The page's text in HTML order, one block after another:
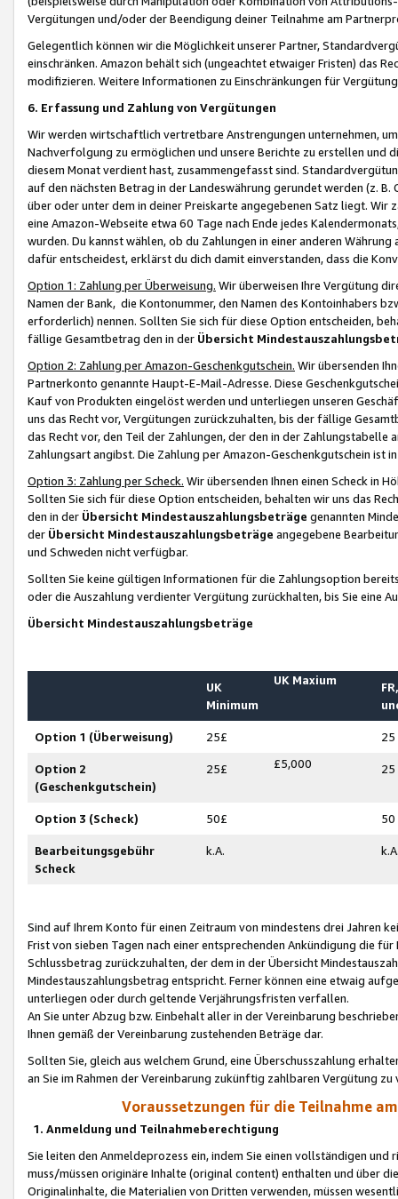
Vergütungen und/oder der Beendigung deiner Teilnahme am
Gelegentlich können wir die Möglichkeit unserer Partner,
einschränken. Amazon behält sich (ungeachtet etwaiger Fristen) das
modifizieren. Weitere Informationen zu Einschränkungen für
6. Erfassung und Zahlung von Vergütungen
Wir werden wirtschaftlich vertretbare Anstrengungen unternehmen,
Nachverfolgung zu ermöglichen und unsere Berichte zu erstellen und
diesem Monat verdient hast, zusammengefasst sind.
auf den nächsten Betrag in der Landeswährung gerundet werden (z.
über oder unter dem in deiner Preiskarte angegebenen Satz liegt.
eine Amazon-Webseite etwa 60 Tage nach Ende jedes
wurden. Du kannst wählen, ob du Zahlungen in einer anderen
dafür entscheidest, erklärst du dich damit einverstanden, dass die
Option 1: Zahlung per Überweisung. Wir überweisen Ihre Vergütung
Namen der Bank, die Kontonummer, den Namen des Kontoinhabers
erforderlich) nennen. Sollten Sie sich für diese Option entscheiden,
fällige Gesamtbetrag den in der Übersicht
Option 2: Zahlung per Amazon-Geschenkgutschein. Wir übersenden
Partnerkonto genannte Haupt-E-Mail-Adresse. Diese
Kauf von Produkten eingelöst werden und unterliegen unseren
uns das Recht vor, Vergütungen zurückzuhalten, bis der fällige
das Recht vor, den Teil der Zahlungen, der den in der
Zahlungsart angibst. Die Zahlung per Amazon-Geschenkgutschein ist
Option 3: Zahlung per Scheck. Wir übersenden Ihnen einen Scheck in
Sollten Sie sich für diese Option entscheiden, behalten wir uns das
den in der Übersicht Mindestauszahlungsbeträge genannten
der Übersicht Mindestauszahlungsbeträge angegebene
und Schweden nicht verfügbar.
Sollten Sie keine gültigen Informationen für die Zahlungsoption
oder die Auszahlung verdienter Vergütung zurückhalten, bis Sie
Übersicht Mindestauszahlungsbeträge
UK
Minimum
UK Maxium
Option 1 (Überweisung) 25£ 25
Option 2
(Geschenkgutschein)
25£ £5,000 25
Option 3 (Scheck) 50£ 50
Bearbeitungsgebühr
Scheck
k.A.
Sind auf Ihrem Konto für einen Zeitraum von mindestens drei Jahren
Frist von sieben Tagen nach einer entsprechenden Ankündigung die
Schlussbetrag zurückzuhalten, der dem in der Übersicht
Mindestauszahlungsbetrag entspricht. Ferner können eine etwaig
unterliegen oder durch geltende Verjährungsfristen verfallen.
An Sie unter Abzug bzw. Einbehalt aller in der Vereinbarung
Ihnen gemäß der Vereinbarung zustehenden Beträge dar.
Sollten Sie, gleich aus welchem Grund, eine Überschusszahlung
an Sie im Rahmen der Vereinbarung zukünftig zahlbaren Vergütung zu
Voraussetzungen für die Teilnahme
1. Anmeldung und Teilnahmeberechtigung
Sie leiten den Anmeldeprozess ein, indem Sie einen vollständigen
muss/müssen originäre Inhalte (original content) enthalten und über
Originalinhalte, die Materialien von Dritten verwenden, müssen